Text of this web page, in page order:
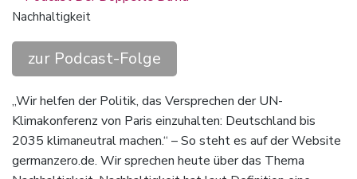
Nachhaltigkeit
zur Podcast-Folge
„Wir helfen der Politik, das Versprechen der UN-
Klimakonferenz von Paris einzuhalten: Deutschland bis
2035 klimaneutral machen.“ – So steht es auf der Website
germanzero.de. Wir sprechen heute über das Thema